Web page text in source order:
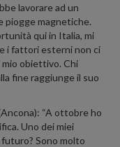
lavorare ad un
piogge magnetiche.
qui in Italia, mi
i fattori esterni non ci
mio obiettivo. Chi
fine raggiunge il suo
“A ottobre ho
Uno dei miei
Sono molto